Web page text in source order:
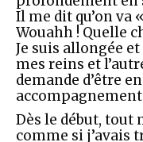
Il me dit qu’on va
Wouahh ! Quelle
Je suis allongée
mes reins et
demande d’être
Dès le début, tout
comme si j’avais